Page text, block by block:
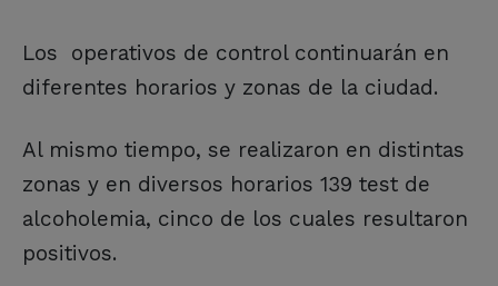
Los operativos de control continuarán en
diferentes horarios y zonas de la ciudad.
Al mismo tiempo, se realizaron en distintas
zonas y en diversos horarios 139 test de
alcoholemia, cinco de los cuales resultaron
positivos.